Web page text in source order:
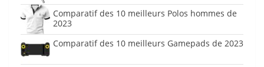
Comparatif des 10 meilleurs Polos hommes de
2023
Comparatif des 10 meilleurs Gamepads de 2023